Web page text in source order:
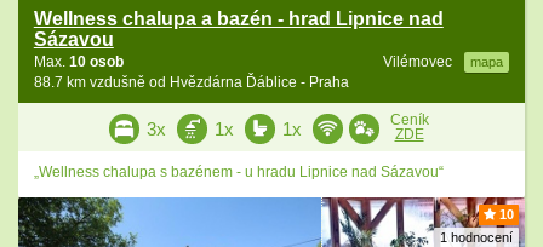
Wellness chalupa a bazén - hrad Lipnice nad
Sázavou
Vilémovec mapa
Max. 10 osob
88.7 km vzdušně od Hvězdárna Ďáblice - Praha
3x 1x 1x
Ceník
ZDE
„Wellness chalupa s bazénem - u hradu Lipnice nad Sázavou“
10
1 hodnocení